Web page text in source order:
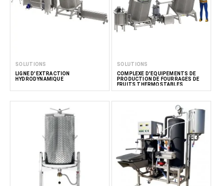
SOLUTIONS
LIGNE D'EXTRACTION
HYDRODYNAMIQUE
SOLUTIONS
COMPLEXE D'ÉQUIPEMENTS DE
PRODUCTION DE FOURRAGES DE
FRUITS THERMOSTABLES